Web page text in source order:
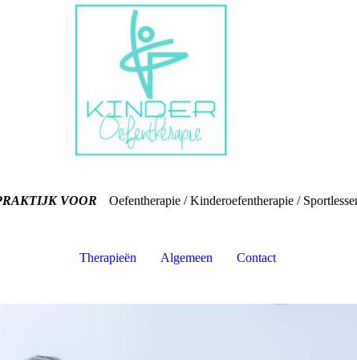
VOOR Oefentherapie / Kinderoefentherapie /
Therapieën Algemeen Contact